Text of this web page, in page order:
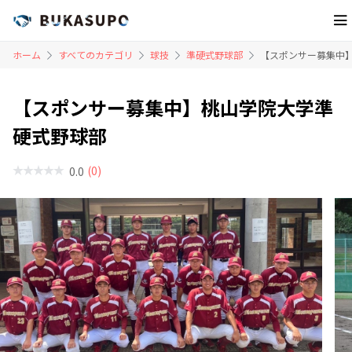
ホーム すべてのカテゴリ 球技 準硬式野球部 【スポンサー募集
【スポンサー募集中】桃山学院大学準
硬式野球部
0.0 (0)